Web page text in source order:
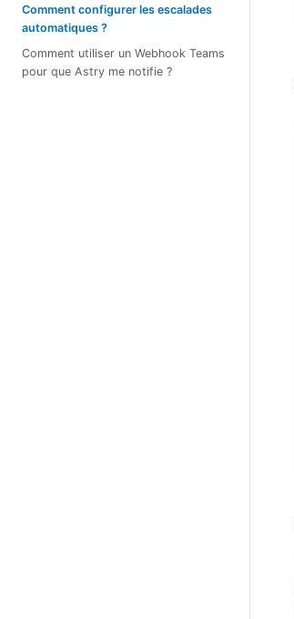
Comment configurer les escalades
automatiques ?
Comment utiliser un Webhook Teams
pour que Astry me notifie ?